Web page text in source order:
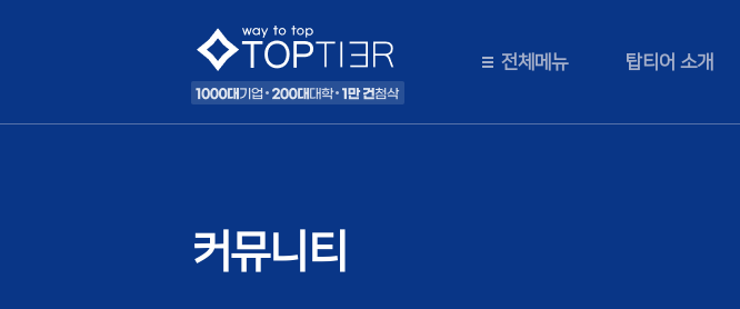
전체메뉴 탑티어 소개
커뮤니티